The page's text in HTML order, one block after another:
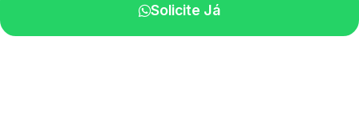
Solicite Já